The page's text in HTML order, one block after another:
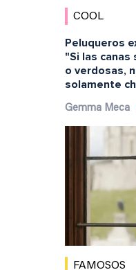
COOL
Peluqueros
"Si las canas
o verdosas,
solamente
Gemma Meca
FAMOSOS